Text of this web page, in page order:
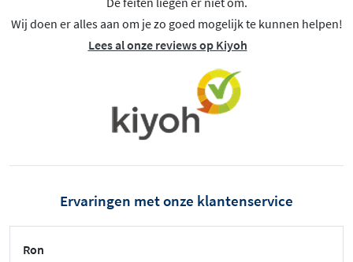
Wij doen er alles aan om je zo goed mogelijk te kunnen helpen!
Lees al onze reviews op Kiyoh
Ervaringen met onze klantenservice
Ron